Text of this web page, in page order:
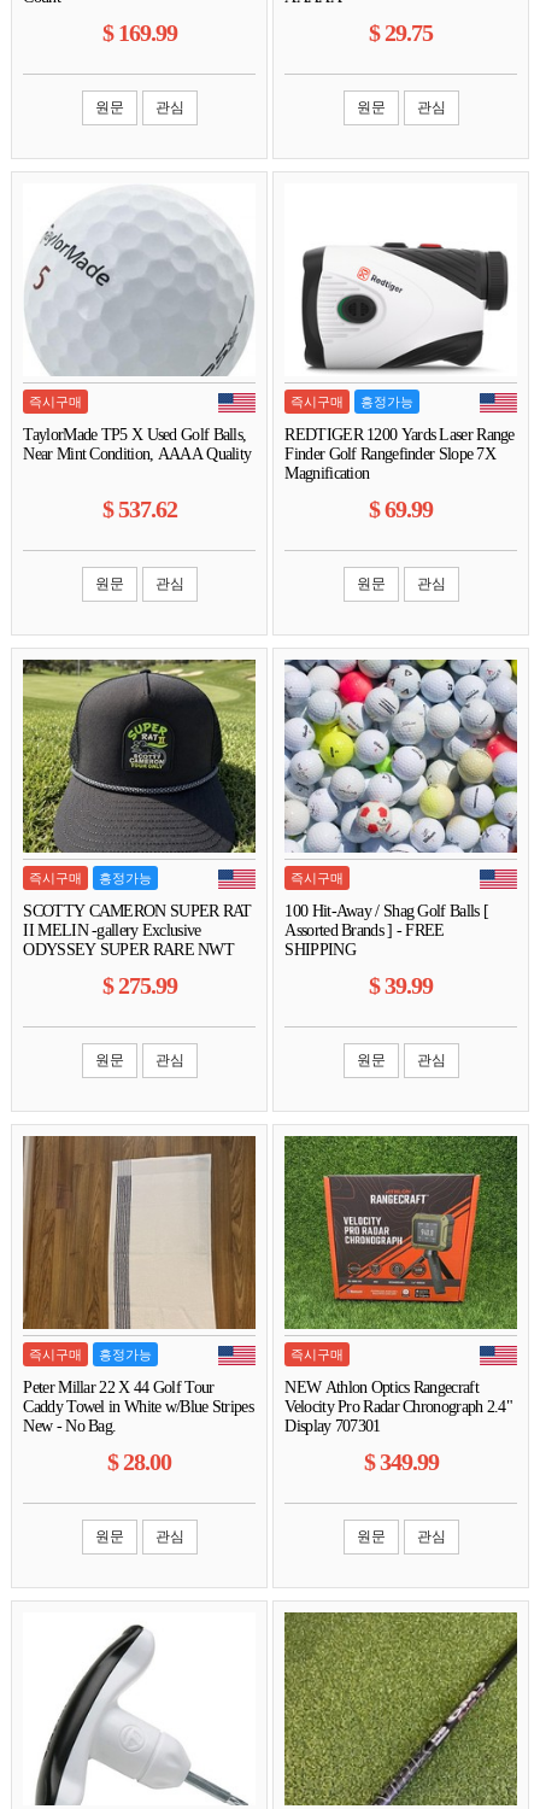
$169.99
원문 관심
$29.75
원문 관심
즉시구매
TaylorMade TP5 X Used Golf Balls,
Near Mint Condition, AAAA Quality
$537.62
원문 관심
즉시구매 흥정가능
REDTIGER 1200 Yards Laser Range
Finder Golf Rangefinder Slope 7X
Magnification
$69.99
원문 관심
즉시구매 흥정가능
SCOTTY CAMERON SUPER RAT
II MELIN -gallery Exclusive
ODYSSEY SUPER RARE NWT
$275.99
원문 관심
즉시구매
100 Hit-Away / Shag Golf Balls [
Assorted Brands ] - FREE
SHIPPING
$39.99
원문 관심
즉시구매 흥정가능
Peter Millar 22 X 44 Golf Tour
Caddy Towel in White w/Blue Stripes
New - No Bag.
$28.00
원문 관심
즉시구매
NEW Athlon Optics Rangecraft
Velocity Pro Radar Chronograph 2.4"
Display 707301
$349.99
원문 관심